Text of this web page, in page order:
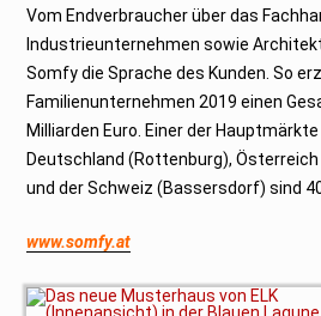
Vom Endverbraucher über das
Industrieunternehmen sowie
Somfy die Sprache des Kunden. So
Familienunternehmen 2019 einen
Milliarden Euro. Einer der
Deutschland (Rottenburg),
und der Schweiz (Bassersdorf) sind
www.somfy.at